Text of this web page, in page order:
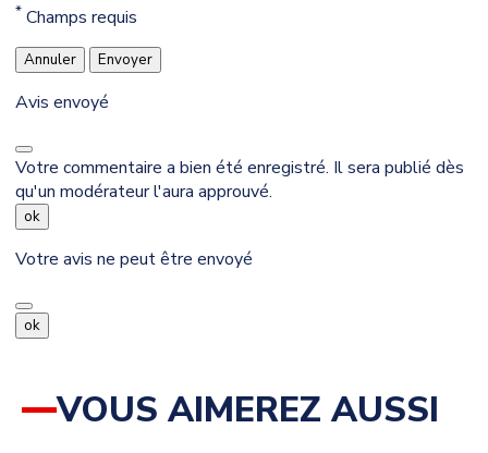
* Champs requis
Annuler Envoyer
Avis envoyé
Votre commentaire a bien été enregistré. Il sera publié dès
qu'un modérateur l'aura approuvé.
ok
Votre avis ne peut être envoyé
ok
VOUS AIMEREZ AUSSI